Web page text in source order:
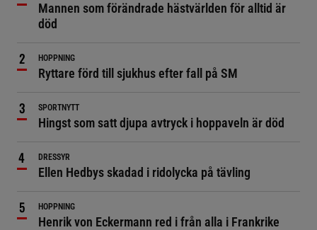
Mannen som förändrade hästvärlden för alltid är
död
HOPPNING
Ryttare förd till sjukhus efter fall på SM
SPORTNYTT
Hingst som satt djupa avtryck i hoppaveln är död
DRESSYR
Ellen Hedbys skadad i ridolycka på tävling
HOPPNING
Henrik von Eckermann red i från alla i Frankrike